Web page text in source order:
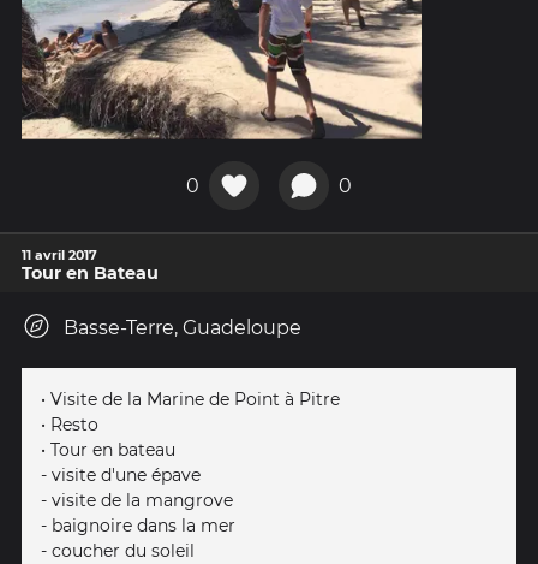
0 0
11 avril 2017
Tour en Bateau
Basse-Terre, Guadeloupe
• Visite de la Marine de Point à Pitre
• Resto
• Tour en bateau
- visite d'une épave
- visite de la mangrove
- baignoire dans la mer
- coucher du soleil